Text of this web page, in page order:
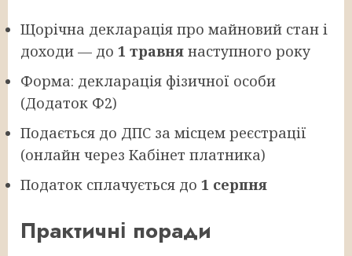
Щорічна декларація про майновий стан і
доходи — до 1 травня наступного року
Форма: декларація фізичної особи
(Додаток Ф2)
Подається до ДПС за місцем реєстрації
(онлайн через Кабінет платника)
Податок сплачується до 1 серпня
Практичні поради